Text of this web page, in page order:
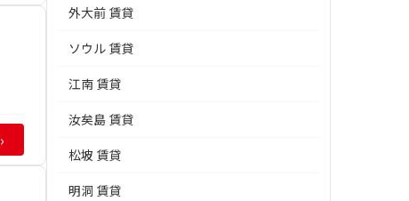
›
外大前 賃貸
ソウル 賃貸
江南 賃貸
汝矣島 賃貸
松坡 賃貸
明洞 賃貸